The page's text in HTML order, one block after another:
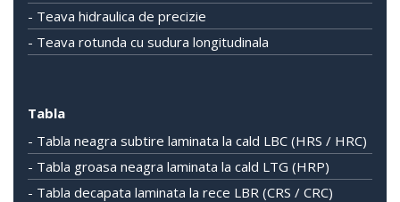
- Teava hidraulica de precizie
- Teava rotunda cu sudura longitudinala
Tabla
- Tabla neagra subtire laminata la cald LBC (HRS / HRC)
- Tabla groasa neagra laminata la cald LTG (HRP)
- Tabla decapata laminata la rece LBR (CRS / CRC)